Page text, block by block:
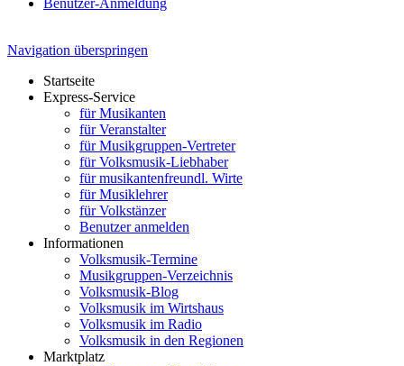
Benutzer-Anmeldung
Navigation überspringen
Startseite
Express-Service
für Musikanten
für Veranstalter
für Musikgruppen-Vertreter
für Volksmusik-Liebhaber
für musikantenfreundl. Wirte
für Musiklehrer
für Volkstänzer
Benutzer anmelden
Informationen
Volksmusik-Termine
Musikgruppen-Verzeichnis
Volksmusik-Blog
Volksmusik im Wirtshaus
Volksmusik im Radio
Volksmusik in den Regionen
Marktplatz